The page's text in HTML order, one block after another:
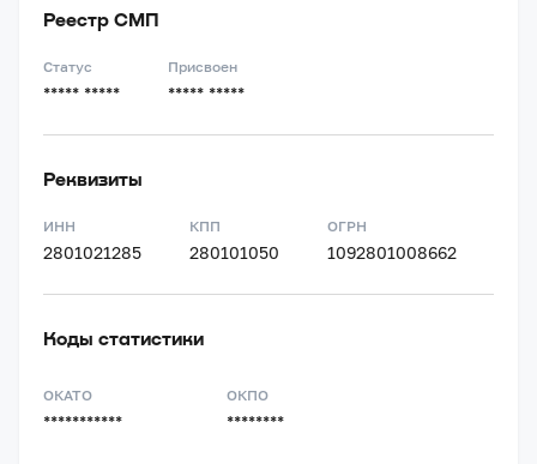
Реестр СМП
Статус
***** *****
Присвоен
***** *****
Реквизиты
ИНН
2801021285
КПП
280101050
ОГРН
1092801008662
Коды статистики
ОКАТО
***********
ОКПО
********